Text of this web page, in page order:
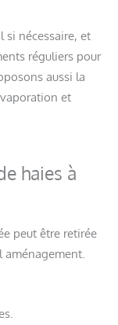
si nécessaire, et
réguliers pour
aussi la
et
haies à
peut être retirée
aménagement.